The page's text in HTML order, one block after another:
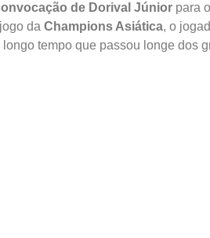
de Dorival Júnior para
da Champions Asiática, o
tempo que passou longe dos